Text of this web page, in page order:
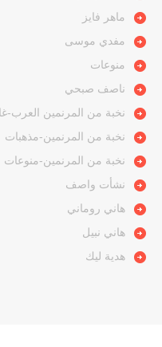
ماهر فايز
مفدي موسى
منوعات
ناصف صبحي
نخبة من المرنمين العرب-
نخبة من المرنمين-مذهبات
نخبة من المرنمين-منوعات
نشأت واصف
هاني روماني
هاني نبيل
هدية ليك